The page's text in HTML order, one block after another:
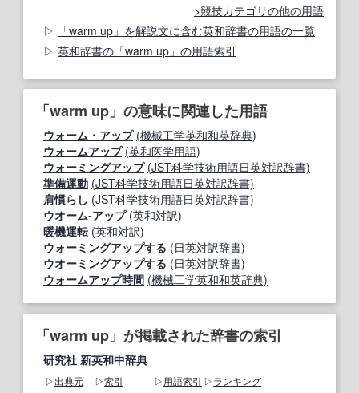
競技カテゴリの他の用語
「warm up」を解説文に含む英和辞書の用語の一覧
英和辞書の「warm up」の用語索引
「warm up」の意味に関連した用語
ウォーム・アップ (機械工学英和和英辞典)
ウォームアップ (英和医学用語)
ウォーミングアップ (JST科学技術用語日英対訳辞書)
準備運動 (JST科学技術用語日英対訳辞書)
肩慣らし (JST科学技術用語日英対訳辞書)
ウオーム‐アップ (英和対訳)
暖機運転 (英和対訳)
ウォーミングアップする (日英対訳辞書)
ウオーミングアップする (日英対訳辞書)
ウォームアップ時間 (機械工学英和和英辞典)
「warm up」が掲載された辞書の索引
研究社 新英和中辞典
出典元 索引 用語索引
ランキング